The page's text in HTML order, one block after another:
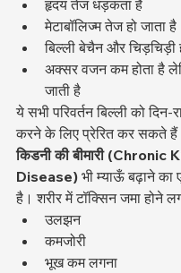
हृदय तेज धड़कता है
मेटाबॉलिज्म तेज हो जाता है
बिल्ली बेचैन और चिड़चिड़ी
अक्सर वजन कम होता है
जाती है
ये सभी परिवर्तन बिल्ली को दिन-
करने के लिए प्रेरित कर सकते
किडनी की बीमारी (Chronic
Disease) भी म्याऊँ बढ़ाने का
है। शरीर में टॉक्सिन जमा होने
उलझन
कमजोरी
भूख कम लगना